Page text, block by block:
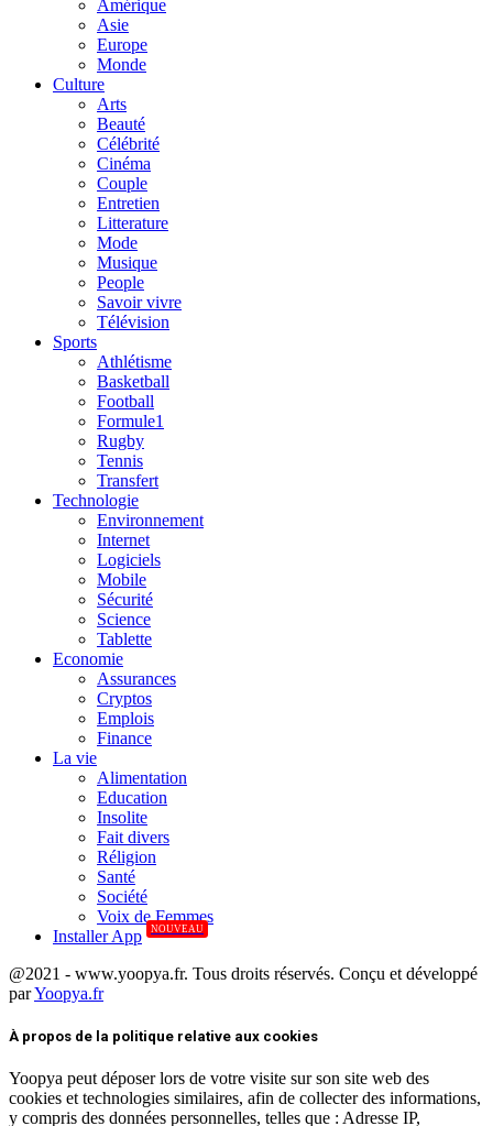
Amérique
Asie
Europe
Monde
Culture
Arts
Beauté
Célébrité
Cinéma
Couple
Entretien
Litterature
Mode
Musique
People
Savoir vivre
Télévision
Sports
Athlétisme
Basketball
Football
Formule1
Rugby
Tennis
Transfert
Technologie
Environnement
Internet
Logiciels
Mobile
Sécurité
Science
Tablette
Economie
Assurances
Cryptos
Emplois
Finance
La vie
Alimentation
Education
Insolite
Fait divers
Réligion
Santé
Société
Voix de Femmes
Installer App
NOUVEAU
@2021 - www.yoopya.fr. Tous droits réservés. Conçu et développé
parYoopya.fr
À propos de la politique relative aux cookies
Yoopya peut déposer lors de votre visite sur son site web des
cookies et technologies similaires, afin de collecter des informations,
y compris des données personnelles, telles que : Adresse IP,